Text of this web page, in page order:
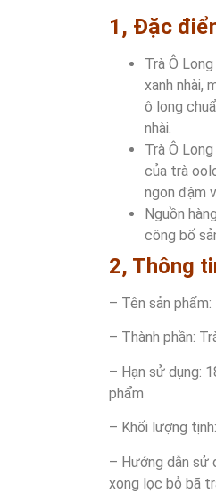
1, Đặc
Trà Ô
xanh nhài,
ô long
nhài.
Trà Ô
của trà
ngon đậm
Nguồn
công bố
2, Thông
– Tên sản phẩm:
– Thành phần:
– Hạn sử dụng:
phẩm
– Khối lượng
– Hướng dẫn sử
xong lọc bỏ bã